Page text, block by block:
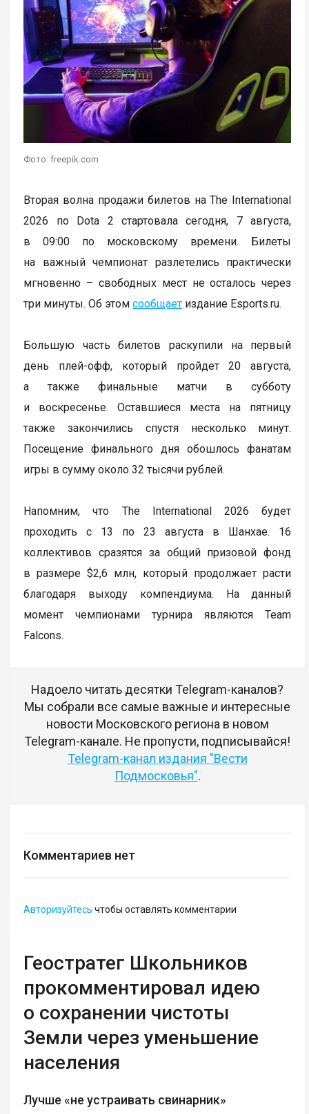
Фото: freepik.com
Вторая волна продажи билетов на The International
2026 по Dota 2 стартовала сегодня, 7 августа,
в 09:00 по московскому времени. Билеты
на важный чемпионат разлетелись практически
мгновенно – свободных мест не осталось через
три минуты. Об этомсообщает издание Esports.ru.
Большую часть билетов раскупили на первый
день плей-офф, который пройдет 20 августа,
а также финальные матчи в субботу
и воскресенье. Оставшиеся места на пятницу
также закончились спустя несколько минут.
Посещение финального дня обошлось фанатам
игры в сумму около 32 тысячи рублей.
Напомним, что The International 2026 будет
проходить с 13 по 23 августа в Шанхае. 16
коллективов сразятся за общий призовой фонд
в размере $2,6 млн, который продолжает расти
благодаря выходу компендиума. На данный
момент чемпионами турнира являются Team
Falcons.
Надоело читать десятки Telegram-каналов?
Мы собрали все самые важные и интересные
новости Московского региона в новом
Telegram-канале. Не пропусти, подписывайся!
Telegram-канал издания "Вести
Подмосковья".
Комментариев нет
Авторизуйтесь чтобы оставлять комментарии
Геостратег Школьников
прокомментировал идею
о сохранении чистоты
Земли через уменьшение
населения
Лучше «не устраивать свинарник»